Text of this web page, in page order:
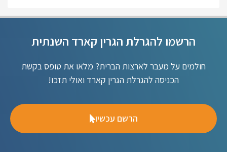
הרשמו להגרלת הגרין קארד השנתית
חולמים על מעבר לארצות הברית? מלאו את טופס בקשת
הכניסה להגרלת הגרין קארד ואולי תזכו!
הרשם עכשיו